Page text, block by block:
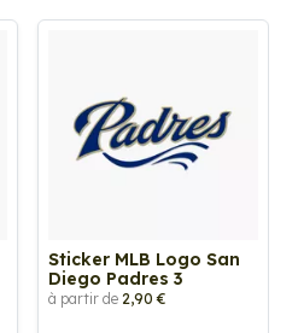
Sticker MLB Logo San
Diego Padres 3
à partir de 2,90 €